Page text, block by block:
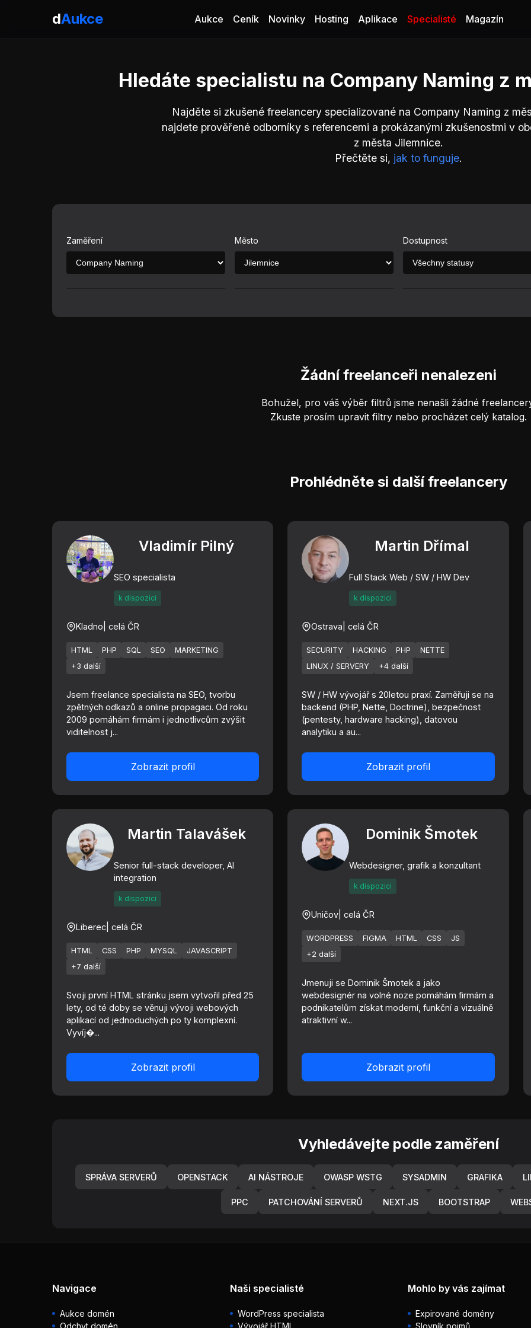
dAukce Aukce Ceník Novinky Hosting Aplikace Specialisté Magazín
Hledáte specialistu na Company Naming z
Najděte si zkušené freelancery specializované na Company Naming z
najdete prověřené odborníky s referencemi a prokázanými zkušenostmi v
z města Jilemnice.
Přečtěte si, jak to funguje.
Zaměření Město Dostupnost
Žádní freelanceři nenalezeni
Bohužel, pro váš výběr filtrů jsme nenašli žádné
Zkuste prosím upravit filtry nebo procházet celý katalog.
Prohlédněte si další freelancery
Vladimír Pilný
SEO specialista
k dispozici
Kladno | celá ČR
HTML PHP SQL SEO
MARKETING
+3 další
Jsem freelance specialista na SEO, tvorbu
zpětných odkazů a online propagaci. Od roku
2009 pomáhám firmám i jednotlivcům zvýšit
viditelnost j...
Zobrazit profil
Martin Dřímal
Full Stack Web / SW / HW Dev
k dispozici
Ostrava | celá ČR
SECURITY HACKING PHP
NETTE
LINUX / SERVERY
+4 další
SW / HW vývojář s 20letou praxí. Zaměřuji se na
backend (PHP, Nette, Doctrine), bezpečnost
(pentesty, hardware hacking), datovou
analytiku a au...
Zobrazit profil
Martin Talavášek
Senior full-stack developer, AI
integration
k dispozici
Liberec | celá ČR
HTML CSS PHP MYSQL
JAVASCRIPT
+7 další
Svoji první HTML stránku jsem vytvořil před 25
lety, od té doby se věnuji vývoji webových
aplikací od jednoduchých po ty komplexní.
Vyvíj�...
Zobrazit profil
Dominik Šmotek
Webdesigner, grafik a konzultant
k dispozici
Uničov | celá ČR
WORDPRESS FIGMA HTML CSS
JS
+2 další
Jmenuji se Dominik Šmotek a jako
webdesignér na volné noze pomáhám firmám a
podnikatelům získat moderní, funkční a vizuálně
atraktivní w...
Zobrazit profil
Vyhledávejte podle zaměření
SPRÁVA SERVERŮ OPENSTACK AI NÁSTROJE OWASP WSTG SYSADMIN GRAFIKA
PPC PATCHOVÁNÍ SERVERŮ NEXT.JS BOOTSTRAP
Navigace
Aukce domén
Naši specialisté
WordPress specialista
Mohlo by vás zajímat
Expirované domény